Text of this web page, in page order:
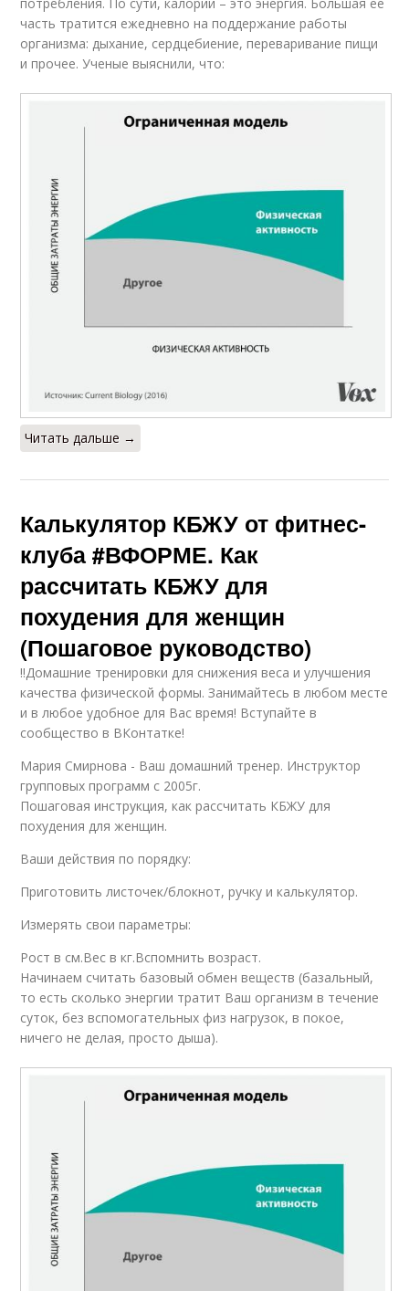
часть тратится ежедневно на поддержание работы
организма: дыхание, сердцебиение, переваривание пищи
и прочее. Ученые выяснили, что:
Читать дальше →
Калькулятор КБЖУ от фитнес-
клуба #ВФОРМЕ. Как
рассчитать КБЖУ для
похудения для женщин
(Пошаговое руководство)
‼️Домашние тренировки для снижения веса и улучшения
качества физической формы. Занимайтесь в любом месте
и в любое удобное для Вас время! Вступайте в
сообщество в ВКонтатке!
Мария Смирнова - Ваш домашний тренер. Инструктор
групповых программ с 2005г.
Пошаговая инструкция, как рассчитать КБЖУ для
похудения для женщин.
Ваши действия по порядку:
Приготовить листочек/блокнот, ручку и калькулятор.
Измерять свои параметры:
Рост в см.Вес в кг.Вспомнить возраст.
Начинаем считать базовый обмен веществ (базальный,
то есть сколько энергии тратит Ваш организм в течение
суток, без вспомогательных физ нагрузок, в покое,
ничего не делая, просто дыша).